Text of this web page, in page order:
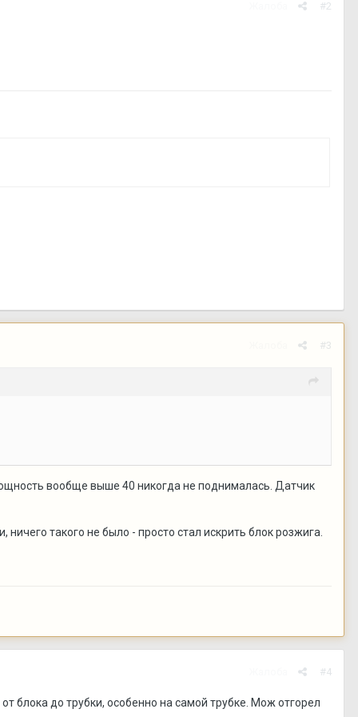
#2
#3
вообще выше 40 никогда не поднималась. Датчик
такого не было - просто стал искрить блок розжига.
#4
блока до трубки, особенно на самой трубке. Мож отгорел